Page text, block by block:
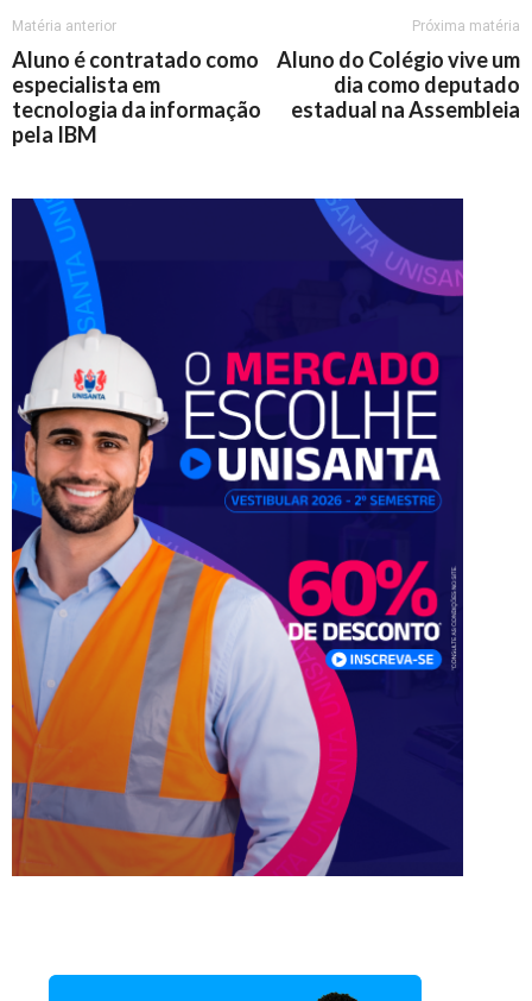
Matéria anterior
Aluno é contratado como
especialista em
tecnologia da informação
pela IBM
Próxima matéria
Aluno do Colégio vive um
dia como deputado
estadual na Assembleia